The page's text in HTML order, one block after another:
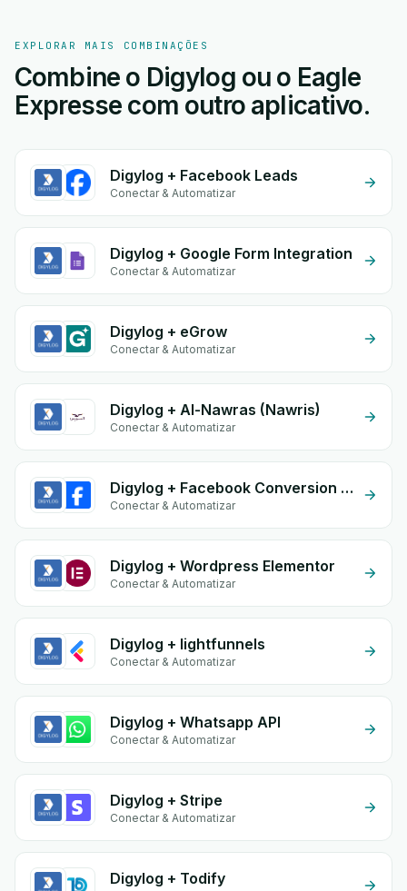
EXPLORAR MAIS COMBINAÇÕES
Combine o Digylog ou o Eagle
Expresse com outro aplicativo.
Digylog + Facebook Leads
Conectar & Automatizar
Digylog + Google Form Integration
Conectar & Automatizar
Digylog + eGrow
Conectar & Automatizar
Digylog + Al-Nawras (Nawris)
Conectar & Automatizar
Digylog + Facebook Conversion API (CAPI)
Conectar & Automatizar
Digylog + Wordpress Elementor
Conectar & Automatizar
Digylog + lightfunnels
Conectar & Automatizar
Digylog + Whatsapp API
Conectar & Automatizar
Digylog + Stripe
Conectar & Automatizar
Digylog + Todify